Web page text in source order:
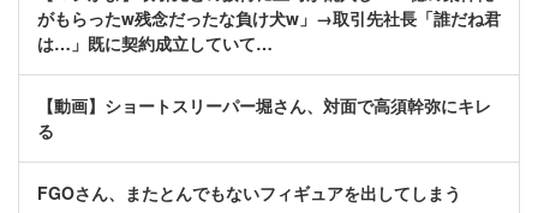
がもらったw残念だったな負け犬w」→取引先社長「誰だね君
は…」既に契約成立していて…
【動画】ショートスリーパー堀さん、対面で高須幹弥にキレ
る
FGOさん、またとんでもないフィギュアを出してしまう